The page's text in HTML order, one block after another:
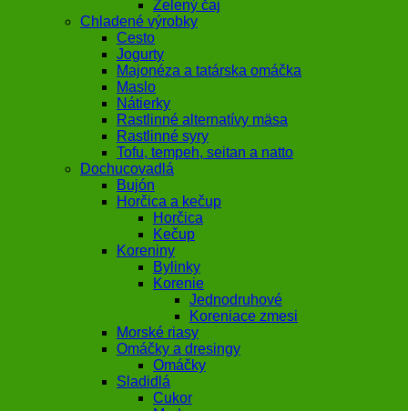
Zelený čaj
Chladené výrobky
Cesto
Jogurty
Majonéza a tatárska omáčka
Maslo
Nátierky
Rastlinné alternatívy mäsa
Rastlinné syry
Tofu, tempeh, seitan a natto
Dochucovadlá
Bujón
Horčica a kečup
Horčica
Kečup
Koreniny
Bylinky
Korenie
Jednodruhové
Koreniace zmesi
Morské riasy
Omáčky a dresingy
Omáčky
Sladidlá
Cukor